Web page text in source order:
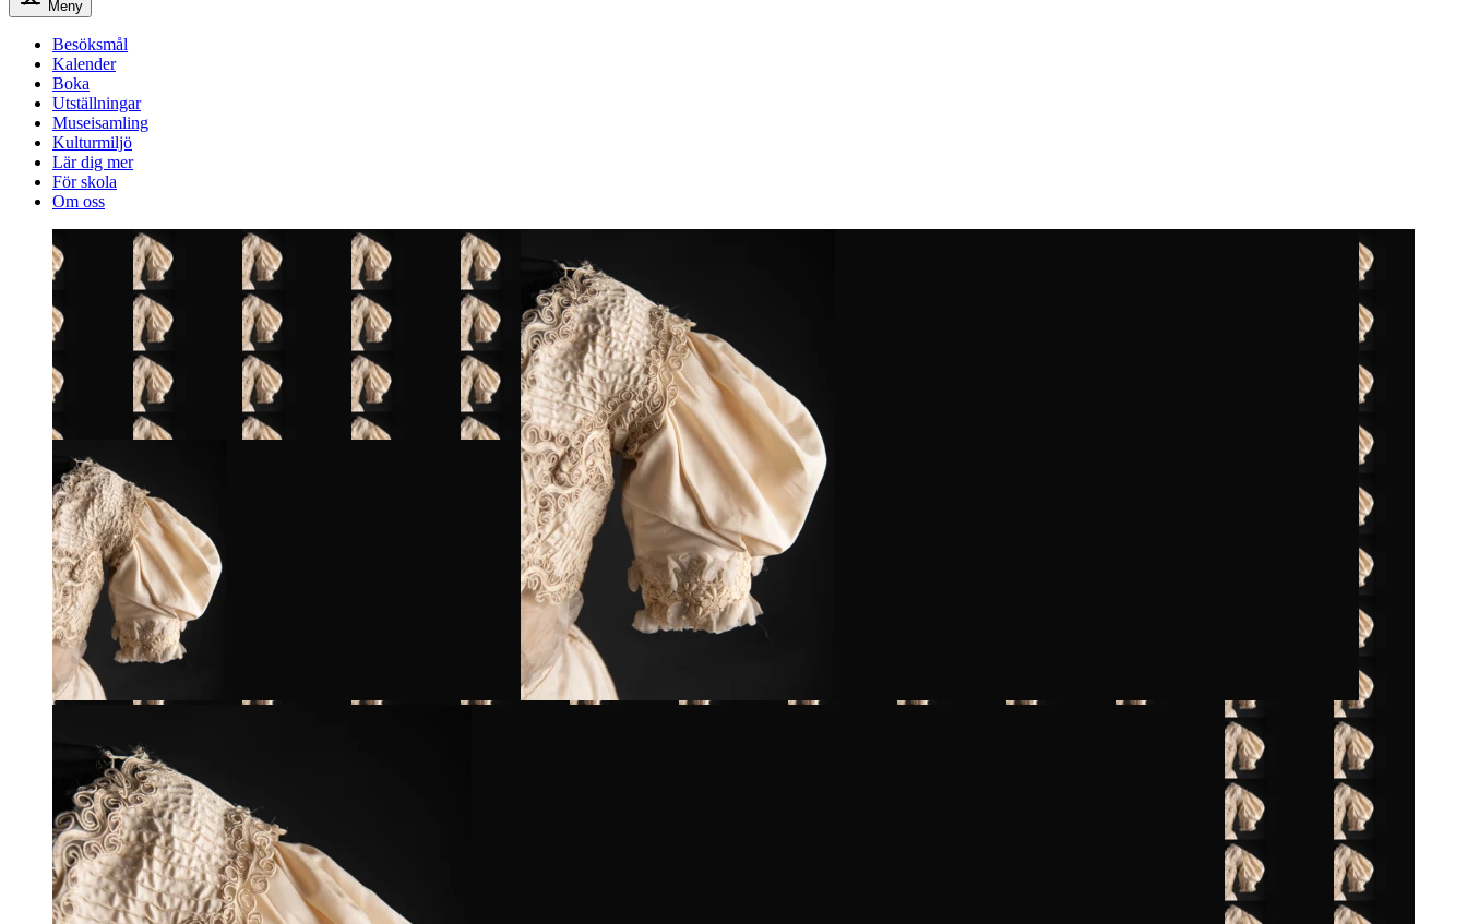
Meny
Besöksmål
Kalender
Boka
Utställningar
Museisamling
Kulturmiljö
Lär dig mer
För skola
Om oss